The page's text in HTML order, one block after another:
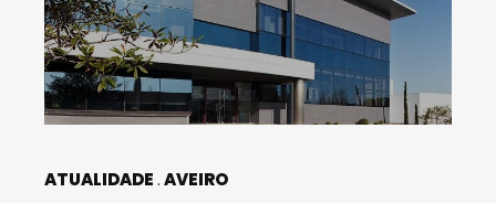
ATUALIDADE AVEIRO